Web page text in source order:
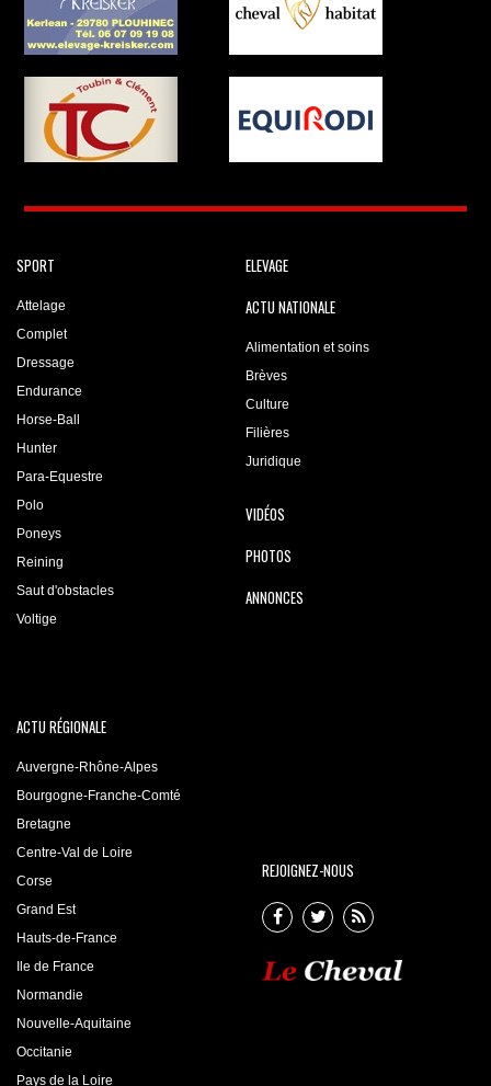
SPORT
Attelage
Complet
Dressage
Endurance
Horse-Ball
Hunter
Para-Equestre
Polo
Poneys
Reining
Saut d'obstacles
Voltige
ELEVAGE
ACTU NATIONALE
Alimentation et soins
Brèves
Culture
Filières
Juridique
VIDÉOS
PHOTOS
ANNONCES
ACTU RÉGIONALE
Auvergne-Rhône-Alpes
Bourgogne-Franche-Comté
Bretagne
Centre-Val de Loire
Corse
Grand Est
Hauts-de-France
Ile de France
Normandie
Nouvelle-Aquitaine
Occitanie
Pays de la Loire
REJOIGNEZ-NOUS